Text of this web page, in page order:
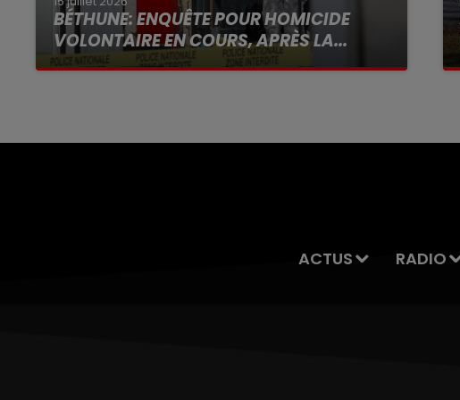
BÉTHUNE: ENQUÊTE POUR HOMICIDE
VOLONTAIRE EN COURS, APRÈS LA...
Selon les premiers éléments, le logement
ACTUS RADIO